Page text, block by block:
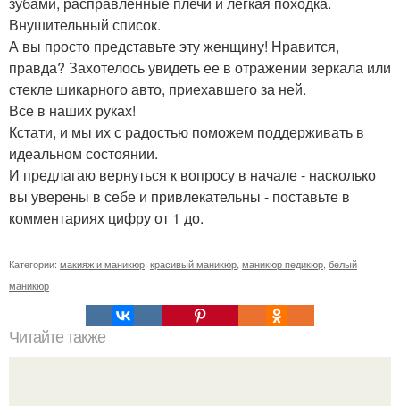
Внушительный список.
А вы просто представьте эту женщину! Нравится,
правда? Захотелось увидеть ее в отражении зеркала или
стекле шикарного авто, приехавшего за ней.
Все в наших руках!
Кстати, и мы их с радостью поможем поддерживать в
идеальном состоянии.
И предлагаю вернуться к вопросу в начале - насколько
вы уверены в себе и привлекательны - поставьте в
комментариях цифру от 1 до.
Категории: макияж и маникюр красивый маникюр маникюр педикюр белый
маникюр
Читайте также